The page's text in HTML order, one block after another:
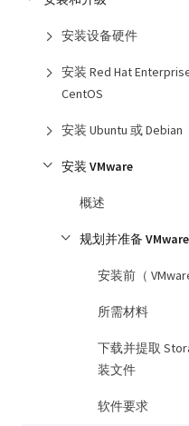
安装设备硬件
安装 Red Hat
CentOS
安装 Ubuntu 或 Debian
安装 VMware
概述
规划并准备
安装前（
所需材料
下载并提取
装文件
软件要求